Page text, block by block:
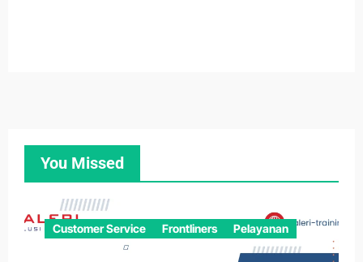
You Missed
Customer Service Frontliners Pelayanan